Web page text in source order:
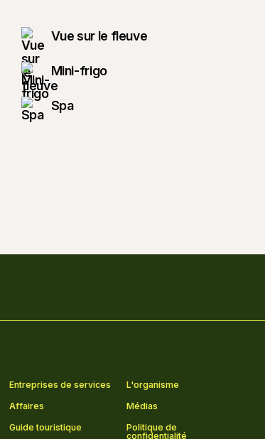
Vue sur le fleuve
Mini-frigo
Spa
Entreprises de services
L'organisme
Affaires
Médias
Guide touristique
Politique de
confidentialité